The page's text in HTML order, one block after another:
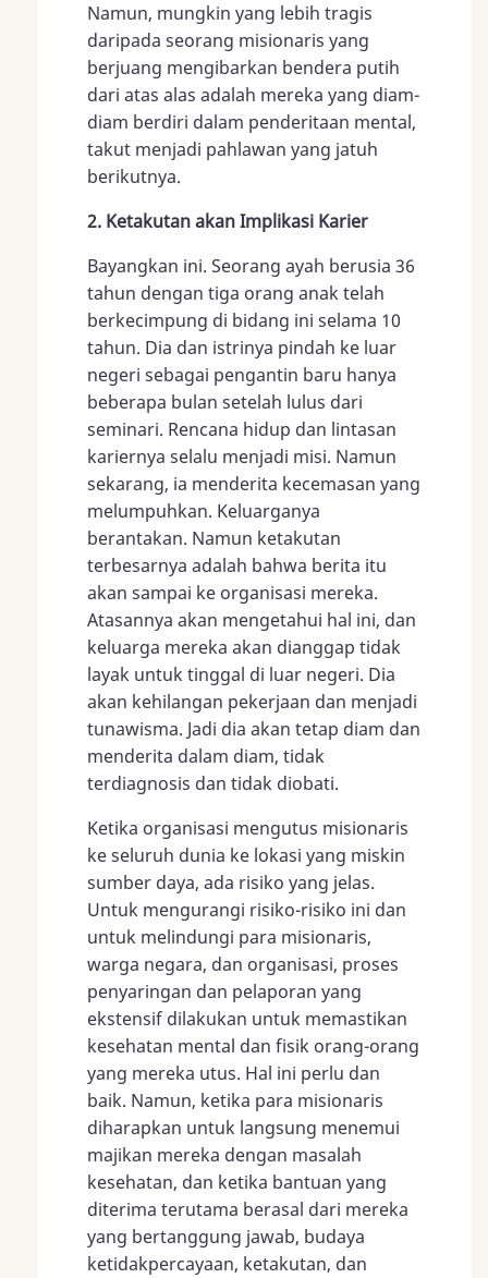
Namun, mungkin yang lebih tragis
daripada seorang misionaris yang
berjuang mengibarkan bendera putih
dari atas alas adalah mereka yang diam-
diam berdiri dalam penderitaan mental,
takut menjadi pahlawan yang jatuh
berikutnya.
2. Ketakutan akan Implikasi Karier
Bayangkan ini. Seorang ayah berusia 36
tahun dengan tiga orang anak telah
berkecimpung di bidang ini selama 10
tahun. Dia dan istrinya pindah ke luar
negeri sebagai pengantin baru hanya
beberapa bulan setelah lulus dari
seminari. Rencana hidup dan lintasan
kariernya selalu menjadi misi. Namun
sekarang, ia menderita kecemasan yang
melumpuhkan. Keluarganya
berantakan. Namun ketakutan
terbesarnya adalah bahwa berita itu
akan sampai ke organisasi mereka.
Atasannya akan mengetahui hal ini, dan
keluarga mereka akan dianggap tidak
layak untuk tinggal di luar negeri. Dia
akan kehilangan pekerjaan dan menjadi
tunawisma. Jadi dia akan tetap diam dan
menderita dalam diam, tidak
terdiagnosis dan tidak diobati.
Ketika organisasi mengutus misionaris
ke seluruh dunia ke lokasi yang miskin
sumber daya, ada risiko yang jelas.
Untuk mengurangi risiko-risiko ini dan
untuk melindungi para misionaris,
warga negara, dan organisasi, proses
penyaringan dan pelaporan yang
ekstensif dilakukan untuk memastikan
kesehatan mental dan fisik orang-orang
yang mereka utus. Hal ini perlu dan
baik. Namun, ketika para misionaris
diharapkan untuk langsung menemui
majikan mereka dengan masalah
kesehatan, dan ketika bantuan yang
diterima terutama berasal dari mereka
yang bertanggung jawab, budaya
ketidakpercayaan, ketakutan, dan